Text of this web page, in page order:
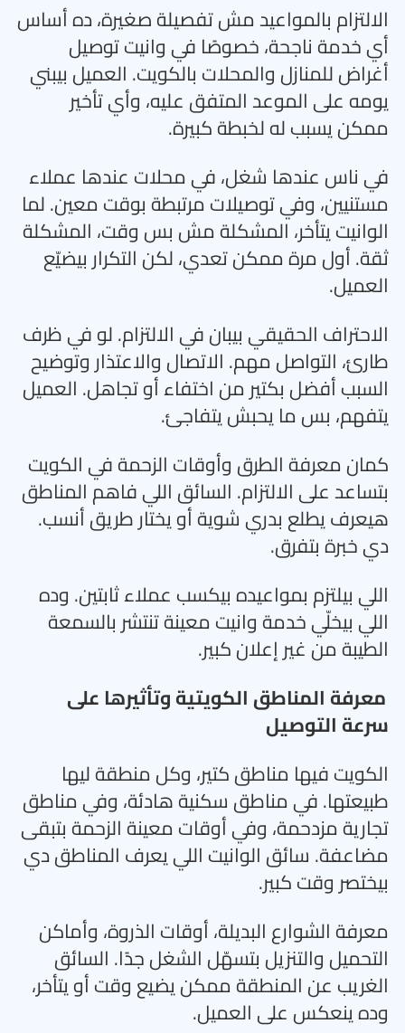
الالتزام بالمواعيد مش تفصيلة صغيرة، ده أساس
أي خدمة ناجحة، خصوصًا في وانيت توصيل
أغراض للمنازل والمحلات بالكويت. العميل بيبني
يومه على الموعد المتفق عليه، وأي تأخير
ممكن يسبب له لخبطة كبيرة.
في ناس عندها شغل، في محلات عندها عملاء
مستنيين، وفي توصيلات مرتبطة بوقت معين. لما
الوانيت يتأخر، المشكلة مش بس وقت، المشكلة
ثقة. أول مرة ممكن تعدي، لكن التكرار بيضيّع
العميل.
الاحتراف الحقيقي بيبان في الالتزام. لو في ظرف
طارئ، التواصل مهم. الاتصال والاعتذار وتوضيح
السبب أفضل بكتير من اختفاء أو تجاهل. العميل
يتفهم، بس ما يحبش يتفاجئ.
كمان معرفة الطرق وأوقات الزحمة في الكويت
بتساعد على الالتزام. السائق اللي فاهم المناطق
هيعرف يطلع بدري شوية أو يختار طريق أنسب.
دي خبرة بتفرق.
اللي بيلتزم بمواعيده بيكسب عملاء ثابتين. وده
اللي بيخلّي خدمة وانيت معينة تنتشر بالسمعة
الطيبة من غير إعلان كبير.
معرفة المناطق الكويتية وتأثيرها على
سرعة التوصيل
الكويت فيها مناطق كتير، وكل منطقة ليها
طبيعتها. في مناطق سكنية هادئة، وفي مناطق
تجارية مزدحمة، وفي أوقات معينة الزحمة بتبقى
مضاعفة. سائق الوانيت اللي يعرف المناطق دي
بيختصر وقت كبير.
معرفة الشوارع البديلة، أوقات الذروة، وأماكن
التحميل والتنزيل بتسهّل الشغل جدًا. السائق
الغريب عن المنطقة ممكن يضيع وقت أو يتأخر،
وده ينعكس على العميل.